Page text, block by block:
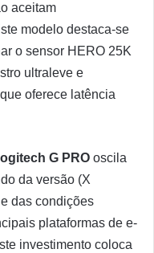
aceitam
modelo destaca-se
o sensor HERO 25K
ultraleve e
oferece latência
G PRO oscila
da versão (X
das condições
plataformas de e-
investimento coloca